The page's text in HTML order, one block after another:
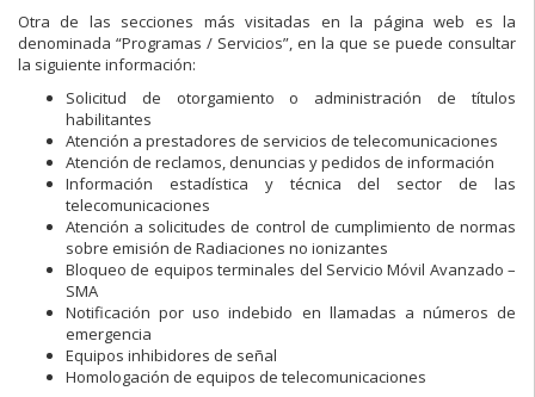
Otra de las secciones más visitadas en la página web es la
denominada “Programas / Servicios”, en la que se puede consultar
la siguiente información:
Solicitud de otorgamiento o administración de títulos
habilitantes
Atención a prestadores de servicios de telecomunicaciones
Atención de reclamos, denuncias y pedidos de información
Información estadística y técnica del sector de las
telecomunicaciones
Atención a solicitudes de control de cumplimiento de normas
sobre emisión de Radiaciones no ionizantes
Bloqueo de equipos terminales del Servicio Móvil Avanzado –
SMA
Notificación por uso indebido en llamadas a números de
emergencia
Equipos inhibidores de señal
Homologación de equipos de telecomunicaciones